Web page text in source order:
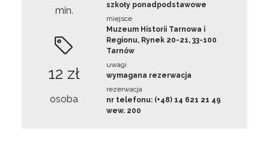
min.
12 zł
osoba
szkoły ponadpodstawowe
miejsce
Muzeum Historii Tarnowa i
Regionu, Rynek 20-21, 33-100
Tarnów
uwagi
wymagana rezerwacja
rezerwacja
nr telefonu: (+48) 14 621 21 49
wew. 200